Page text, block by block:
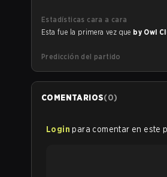
Estadísticas cara a cara
Esta fue la primera vez que by Owl
Predicción del partido
COMENTARIOS(0)
Login para comentar en este